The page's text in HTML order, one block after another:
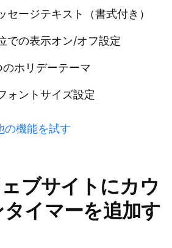
セージテキスト（書式付き）
での表示オン/オフ設定
ホリデーテーマ
ォントサイズ設定
の機能を試す
ブサイトにカウ
イマーを追加す